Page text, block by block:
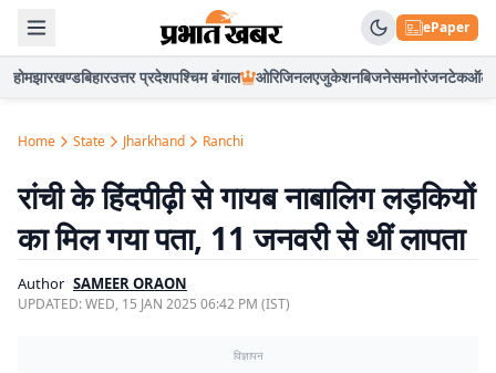
ePaper
होमझारखण्डबिहारउत्तर प्रदेशपश्चिम बंगाल ओरिजिनलएजुकेशनबिजनेसमनोरंजनटेकऑटो
Home State Jharkhand Ranchi
रांची के हिंदपीढ़ी से गायब नाबालिग लड़कियों
का मिल गया पता, 11 जनवरी से थीं लापता
Author SAMEER ORAON
UPDATED:WED, 15 JAN 2025 06:42 PM (IST)
विज्ञापन